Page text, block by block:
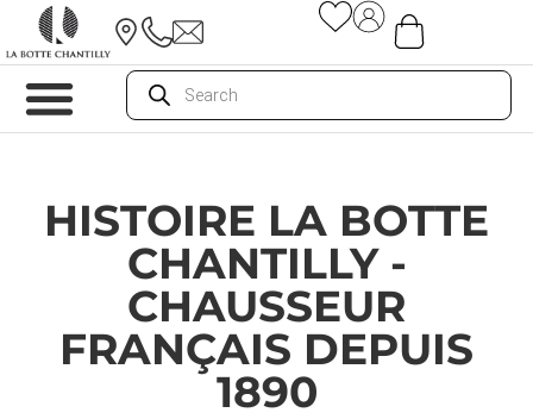
HISTOIRE LA BOTTE
CHANTILLY -
CHAUSSEUR
FRANÇAIS DEPUIS
1890